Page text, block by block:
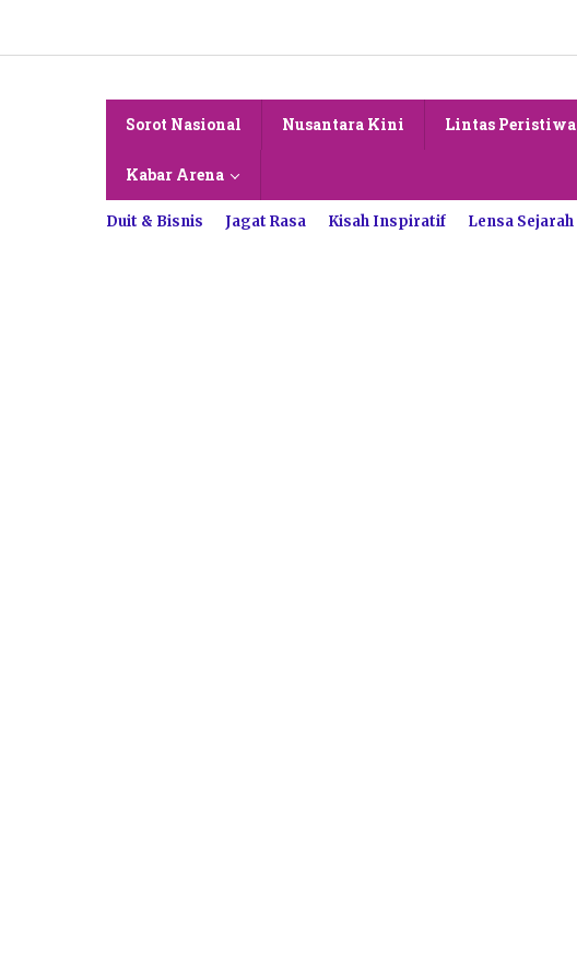
konten
Sorot Nasional Nusantara Kini Lintas Peristiwa
Kabar Arena
Duit & Bisnis Jagat Rasa Kisah Inspiratif Lensa Sejarah